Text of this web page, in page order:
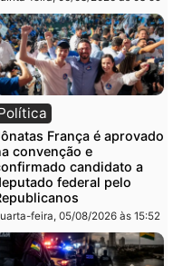
Três suspeitos ligados a
facção criminosa são
presos por receptação e
adulteração de veículos
em Porto Velho
quinta-feira, 06/08/2026 às
Polícia
Polícia Civil prende dois